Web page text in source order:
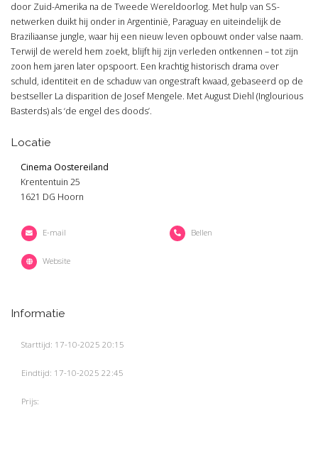
door Zuid-Amerika na de Tweede Wereldoorlog. Met hulp van SS-
netwerken duikt hij onder in Argentinië, Paraguay en uiteindelijk de
Braziliaanse jungle, waar hij een nieuw leven opbouwt onder valse naam.
Terwijl de wereld hem zoekt, blijft hij zijn verleden ontkennen – tot zijn
zoon hem jaren later opspoort. Een krachtig historisch drama over
schuld, identiteit en de schaduw van ongestraft kwaad, gebaseerd op de
bestseller La disparition de Josef Mengele. Met August Diehl (Inglourious
Basterds) als ‘de engel des doods’.
Locatie
Cinema Oostereiland
Krententuin 25
1621 DG Hoorn
E-mail Bellen
Website
Informatie
Starttijd: 17-10-2025 20:15
Eindtijd: 17-10-2025 22:45
Prijs: